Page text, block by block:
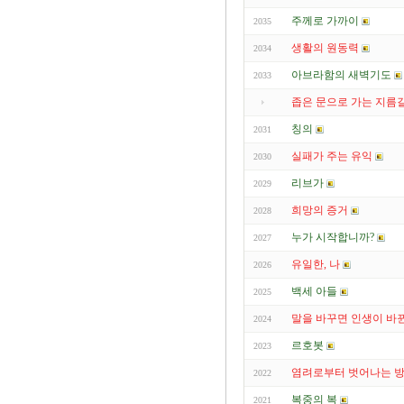
2035 주께로 가까이
2034 생활의 원동력
2033 아브라함의 새벽기도
좁은 문으로 가는 지름
2031 칭의
2030 실패가 주는 유익
2029 리브가
2028 희망의 증거
2027 누가 시작합니까?
2026 유일한, 나
2025 백세 아들
2024 말을 바꾸면 인생이 바
2023 르호봇
2022 염려로부터 벗어나는
2021 복중의 복